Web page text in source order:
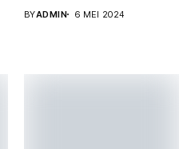
BYADMIN 6 MEI 2024